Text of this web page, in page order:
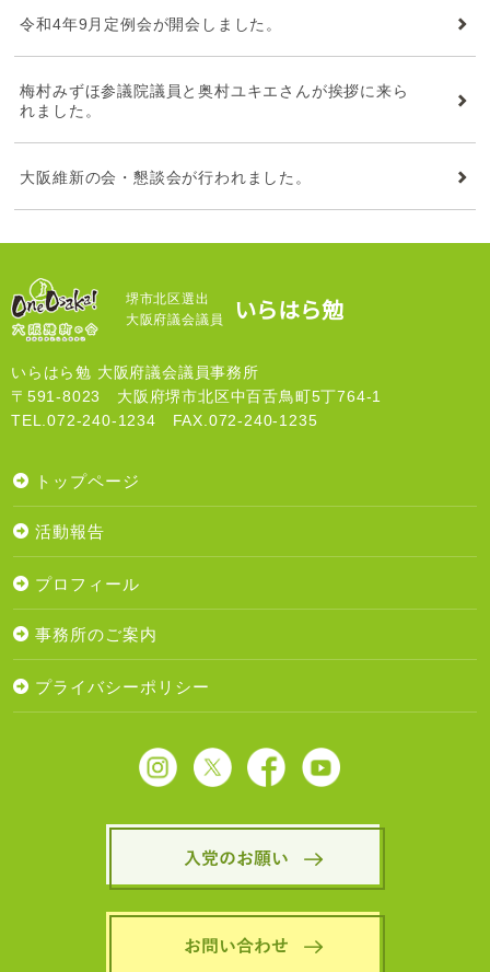
令和4年9月定例会が開会しました。
梅村みずほ参議院議員と奥村ユキエさんが挨拶に来ら
れました。
大阪維新の会・懇談会が行われました。
堺市北区選出
大阪府議会議員
いらはら勉
いらはら勉 大阪府議会議員事務所
〒591-8023 大阪府堺市北区中百舌鳥町5丁764-1
TEL.072-240-1234 FAX.072-240-1235
トップページ
活動報告
プロフィール
事務所のご案内
プライバシーポリシー